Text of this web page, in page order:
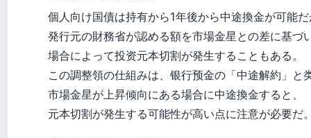
個人向け国債は持有から1年後から中途換金が可能
発行元の財務省が認める額を市場金星との差に基づ
場合によって投资元本切割が発生することもある。
この調整領の仕組みは、银行预金の「中途解約」と
市場金星が上昇倾向にある場合に中途換金すると、
元本切割が発生する可能性が高い点に注意が必要だ